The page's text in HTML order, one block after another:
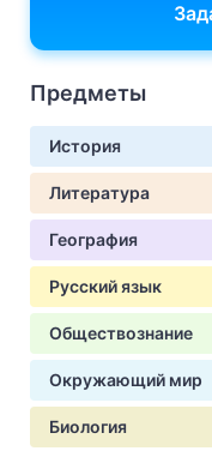
Предметы
История
Литература
География
Русский язык
Обществознание
Окружающий мир
Биология